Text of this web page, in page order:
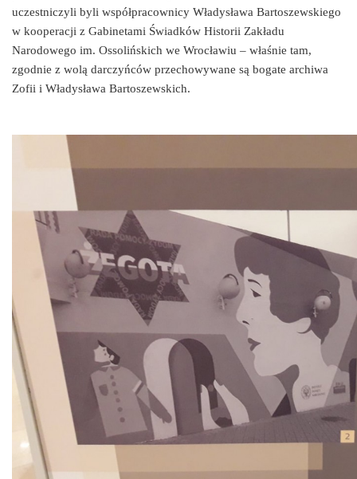
uczestniczyli byli współpracownicy Władysława Bartoszewskiego
w kooperacji z Gabinetami Świadków Historii Zakładu
Narodowego im. Ossolińskich we Wrocławiu – właśnie tam,
zgodnie z wolą darczyńców przechowywane są bogate archiwa
Zofii i Władysława Bartoszewskich.